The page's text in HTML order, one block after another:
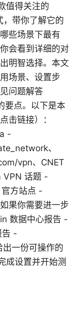
值得关注的
带你了解它的
些场景下最有
会看到详细的对
明智选择。本文
场景、设置步
问题解答
要点。以下是本
击链接）：
-
、
vpn、CNET
VPN 话题 -
方站点 -
果你需要进一步
数据中心报告 -
告 -
一份可操作的
成设置并开始测